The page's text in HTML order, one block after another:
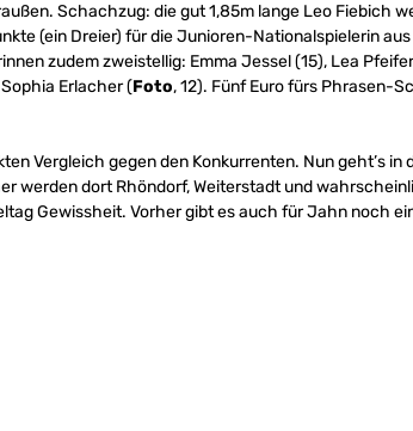
Schachzug: die gut 1,85m lange Leo Fiebich
(ein Dreier) für die Junioren-Nationalspielerin
zudem zweistellig: Emma Jessel (15), Lea
Erlacher (Foto, 12). Fünf Euro fürs Phrasen-
Vergleich gegen den Konkurrenten. Nun geht’s in
werden dort Rhöndorf, Weiterstadt und
Gewissheit. Vorher gibt es auch für Jahn noch